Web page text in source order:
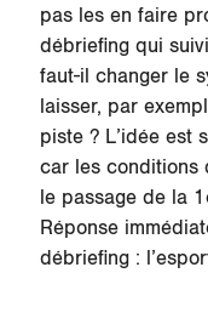
pas les en faire
débriefing qui
faut-il changer le
laisser, par
piste ? L’idée est
car les conditions
le passage de la
Réponse
débriefing :